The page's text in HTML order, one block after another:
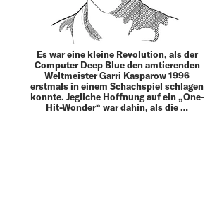
Es war eine kleine Revolution, als der
Computer Deep Blue den amtierenden
Weltmeister Garri Kasparow 1996
erstmals in einem Schachspiel schlagen
konnte. Jegliche Hoffnung auf ein „One-
Hit-Wonder“ war dahin, als die …